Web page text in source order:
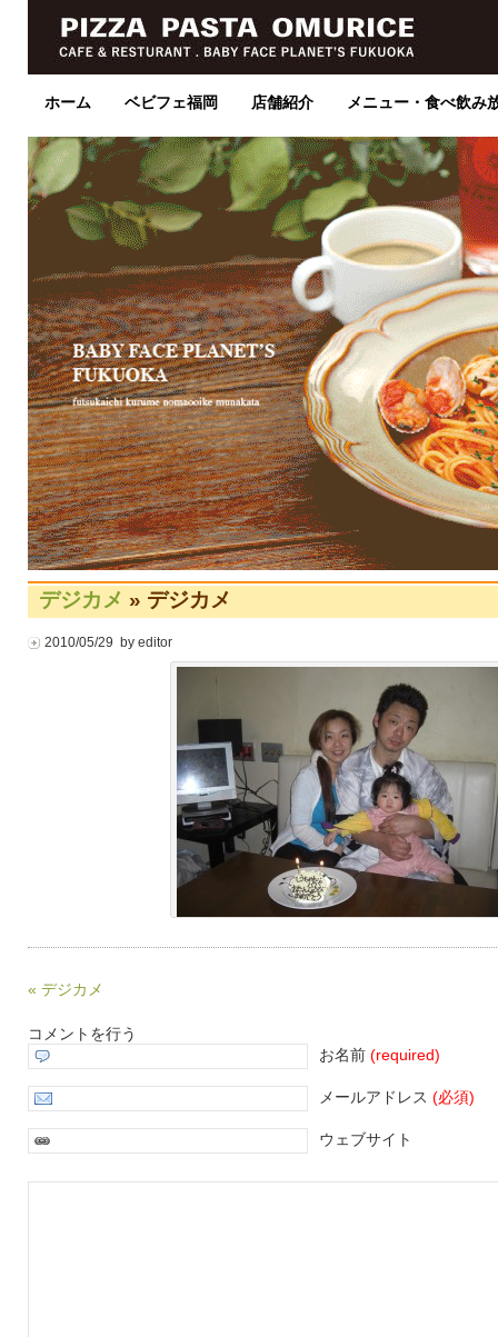
ホーム ベビフェ福岡 店舗紹介 メニュー・食べ飲み
デジカメ » デジカメ
2010/05/29 by editor
« デジカメ
コメントを行う
お名前 (required)
メールアドレス (必須)
ウェブサイト